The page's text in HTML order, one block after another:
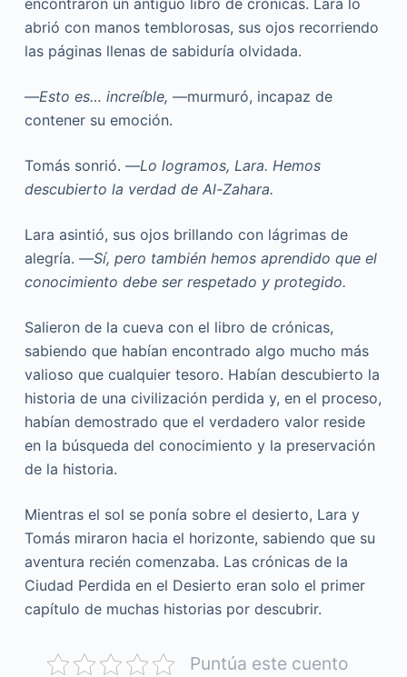
encontraron un antiguo libro de crónicas. Lara lo
abrió con manos temblorosas, sus ojos recorriendo
las páginas llenas de sabiduría olvidada.
—Esto es… increíble, —murmuró, incapaz de
contener su emoción.
Tomás sonrió. —Lo logramos, Lara. Hemos
descubierto la verdad de Al-Zahara.
Lara asintió, sus ojos brillando con lágrimas de
alegría. —Sí, pero también hemos aprendido que el
conocimiento debe ser respetado y protegido.
Salieron de la cueva con el libro de crónicas,
sabiendo que habían encontrado algo mucho más
valioso que cualquier tesoro. Habían descubierto la
historia de una civilización perdida y, en el proceso,
habían demostrado que el verdadero valor reside
en la búsqueda del conocimiento y la preservación
de la historia.
Mientras el sol se ponía sobre el desierto, Lara y
Tomás miraron hacia el horizonte, sabiendo que su
aventura recién comenzaba. Las crónicas de la
Ciudad Perdida en el Desierto eran solo el primer
capítulo de muchas historias por descubrir.
Puntúa este cuento